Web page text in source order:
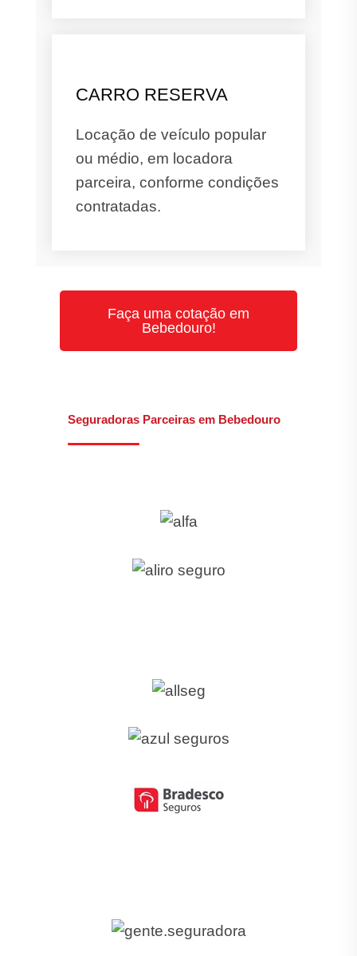
CARRO RESERVA
Locação de veículo popular
ou médio, em locadora
parceira, conforme condições
contratadas.
Faça uma cotação em
Bebedouro!
Seguradoras Parceiras em Bebedouro